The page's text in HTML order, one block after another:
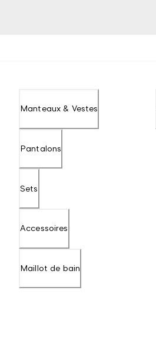
Manteaux & Vestes
Pantalons
Sets
Accessoires
Maillot de bain